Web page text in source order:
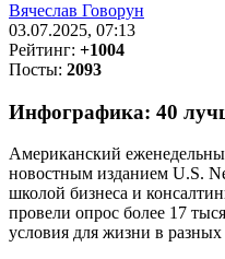
Вячеслав Говорун
03.07.2025, 07:13
Рейтинг: +1004
Посты: 2093
Инфографика: 40
Американский
новостным изданием U.S.
школой бизнеса и
провели опрос более 17
условия для жизни в разных